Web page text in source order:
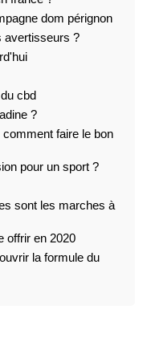
dom pérignon
avertisseurs ?
cbd
?
faire le bon
pour un sport ?
sont les marches à
offrir en 2020
la formule du